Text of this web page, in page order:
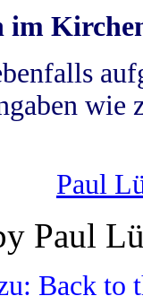
im
wie
Paul
Paul
Back to